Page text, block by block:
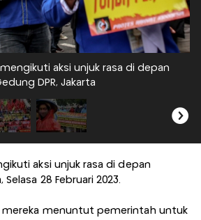
aksi unjuk rasa di depan
DPR, Jakarta
aksi unjuk rasa di depan
Selasa 28 Februari 2023.
mereka menuntut pemerintah untuk